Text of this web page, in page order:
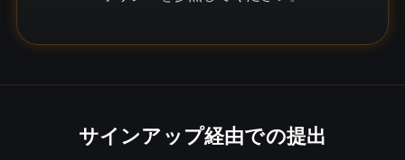
サインアップ経由での提出